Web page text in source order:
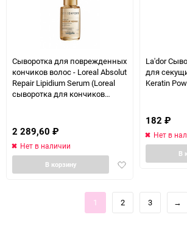
Сыворотка для поврежденных
кончиков волос - Loreal Absolut
Repair Lipidium Serum (Loreal
сыворотка для кончиков
2 289,60 ₽
Нет в наличии
Добавить
В корзину
La'dor
для
Keratin
182 ₽
Нет в
В
1 2 3 →